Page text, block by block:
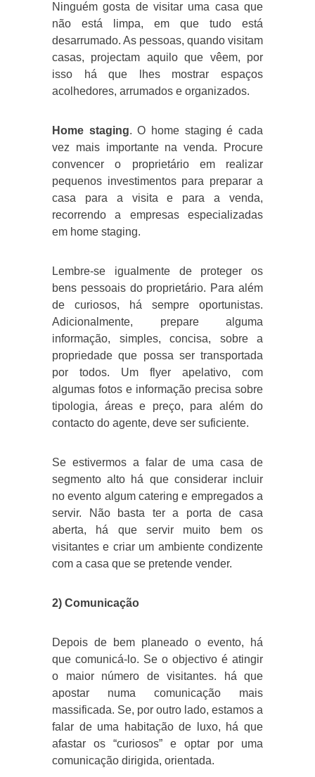
Ninguém gosta de visitar uma casa que
não está limpa, em que tudo está
desarrumado. As pessoas, quando visitam
casas, projectam aquilo que vêem, por
isso há que lhes mostrar espaços
acolhedores, arrumados e organizados.
Home staging. O home staging é cada
vez mais importante na venda. Procure
convencer o proprietário em realizar
pequenos investimentos para preparar a
casa para a visita e para a venda,
recorrendo a empresas especializadas
em home staging.
Lembre-se igualmente de proteger os
bens pessoais do proprietário. Para além
de curiosos, há sempre oportunistas.
Adicionalmente, prepare alguma
informação, simples, concisa, sobre a
propriedade que possa ser transportada
por todos. Um flyer apelativo, com
algumas fotos e informação precisa sobre
tipologia, áreas e preço, para além do
contacto do agente, deve ser suficiente.
Se estivermos a falar de uma casa de
segmento alto há que considerar incluir
no evento algum catering e empregados a
servir. Não basta ter a porta de casa
aberta, há que servir muito bem os
visitantes e criar um ambiente condizente
com a casa que se pretende vender.
2) Comunicação
Depois de bem planeado o evento, há
que comunicá-lo. Se o objectivo é atingir
o maior número de visitantes. há que
apostar numa comunicação mais
massificada. Se, por outro lado, estamos a
falar de uma habitação de luxo, há que
afastar os “curiosos” e optar por uma
comunicação dirigida, orientada.